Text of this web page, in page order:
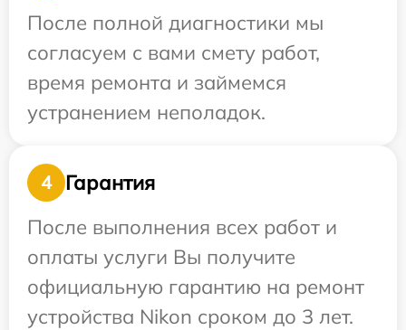
После полной диагностики мы
согласуем с вами смету работ,
время ремонта и займемся
устранением неполадок.
4
Гарантия
После выполнения всех работ и
оплаты услуги Вы получите
официальную гарантию на ремонт
устройства Nikon сроком до 3 лет.